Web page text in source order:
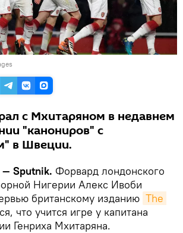
с Мхитаряном в недавнем
"канониров" с
в Швеции.
Sputnik. Форвард лондонского
Нигерии Алекс Ивоби
британскому изданию The
что учится игре у капитана
Генриха Мхитаряна.